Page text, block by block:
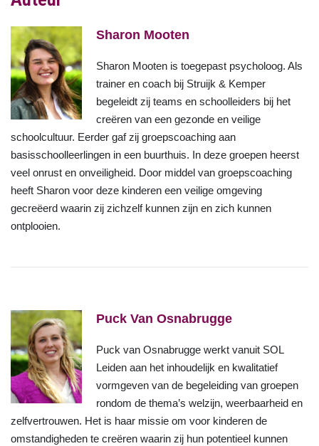
Sharon Mooten
Sharon Mooten is toegepast psycholoog. Als
trainer en coach bij Struijk & Kemper
begeleidt zij teams en schoolleiders bij het
creëren van een gezonde en veilige
schoolcultuur. Eerder gaf zij groepscoaching aan
basisschoolleerlingen in een buurthuis. In deze groepen heerst
veel onrust en onveiligheid. Door middel van groepscoaching
heeft Sharon voor deze kinderen een veilige omgeving
gecreëerd waarin zij zichzelf kunnen zijn en zich kunnen
ontplooien.
Puck Van Osnabrugge
Puck van Osnabrugge werkt vanuit SOL
Leiden aan het inhoudelijk en kwalitatief
vormgeven van de begeleiding van groepen
rondom de thema’s welzijn, weerbaarheid en
zelfvertrouwen. Het is haar missie om voor kinderen de
omstandigheden te creëren waarin zij hun potentieel kunnen